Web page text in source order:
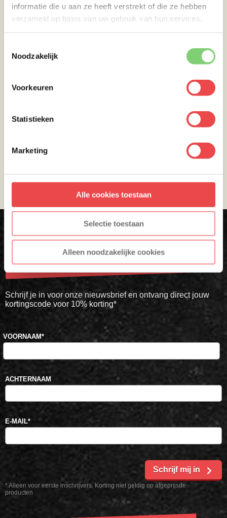
informatie die u aan ze heeft verstrekt of die ze hebben
verzameld op basis van uw gebruik van hun services.
Noodzakelijk
Voorkeuren
Statistieken
Marketing
Alle cookies toestaan
Selectie toestaan
Alleen noodzakelijke cookies
Voorbereidingstijd: 00:10u
00:15u
Mediterraans
Resultaat: 2 personen
Krijg direct 10% korting op je eerste
bestelling
Schrijf je in voor onze nieuwsbrief en ontvang direct jouw
kortingscode voor 10% korting*
* Alleen voor eerste inschrijvers. Korting niet geldig op afgeprijsde
producten
VOORNAAM*
ACHTERNAAM
E-MAIL*
Schrijf mij in